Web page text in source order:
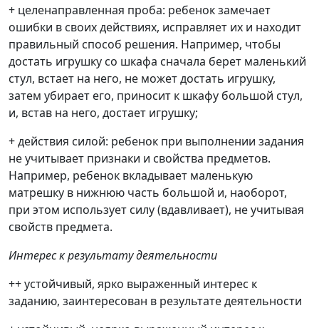
+ целенаправленная проба: ребенок замечает
ошибки в своих действиях, исправляет их и находит
правильный способ решения. Например, чтобы
достать игрушку со шкафа сначала берет маленький
стул, встает на него, не может достать игрушку,
затем убирает его, приносит к шкафу большой стул,
и, встав на него, достает игрушку;
+ действия силой: ребенок при выполнении задания
не учитывает признаки и свойства предметов.
Например, ребенок вкладывает маленькую
матрешку в нижнюю часть большой и, наоборот,
при этом использует силу (вдавливает), не учитывая
свойств предмета.
Интерес к результату деятельности
++ устойчивый, ярко выраженный интерес к
заданию, заинтересован в результате деятельности